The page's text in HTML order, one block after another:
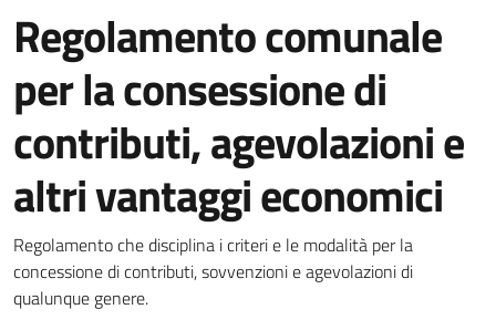
Regolamento comunale
per la consessione di
contributi, agevolazioni e
altri vantaggi economici
Regolamento che disciplina i criteri e le modalità per la
concessione di contributi, sovvenzioni e agevolazioni di
qualunque genere.